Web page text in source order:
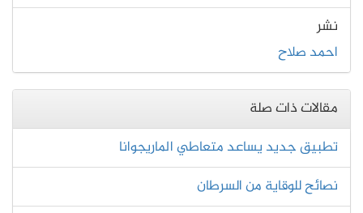
نشر
احمد صلاح
مقالات ذات صلة
تطبيق جديد يساعد متعاطي الماريجوانا
نصائح للوقاية من السرطان